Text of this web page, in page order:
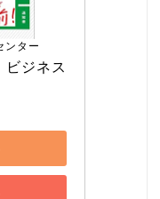
ンター
ビジネス